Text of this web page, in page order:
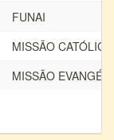
FUNAI
MISSÃO CATÓLICA
MISSÃO